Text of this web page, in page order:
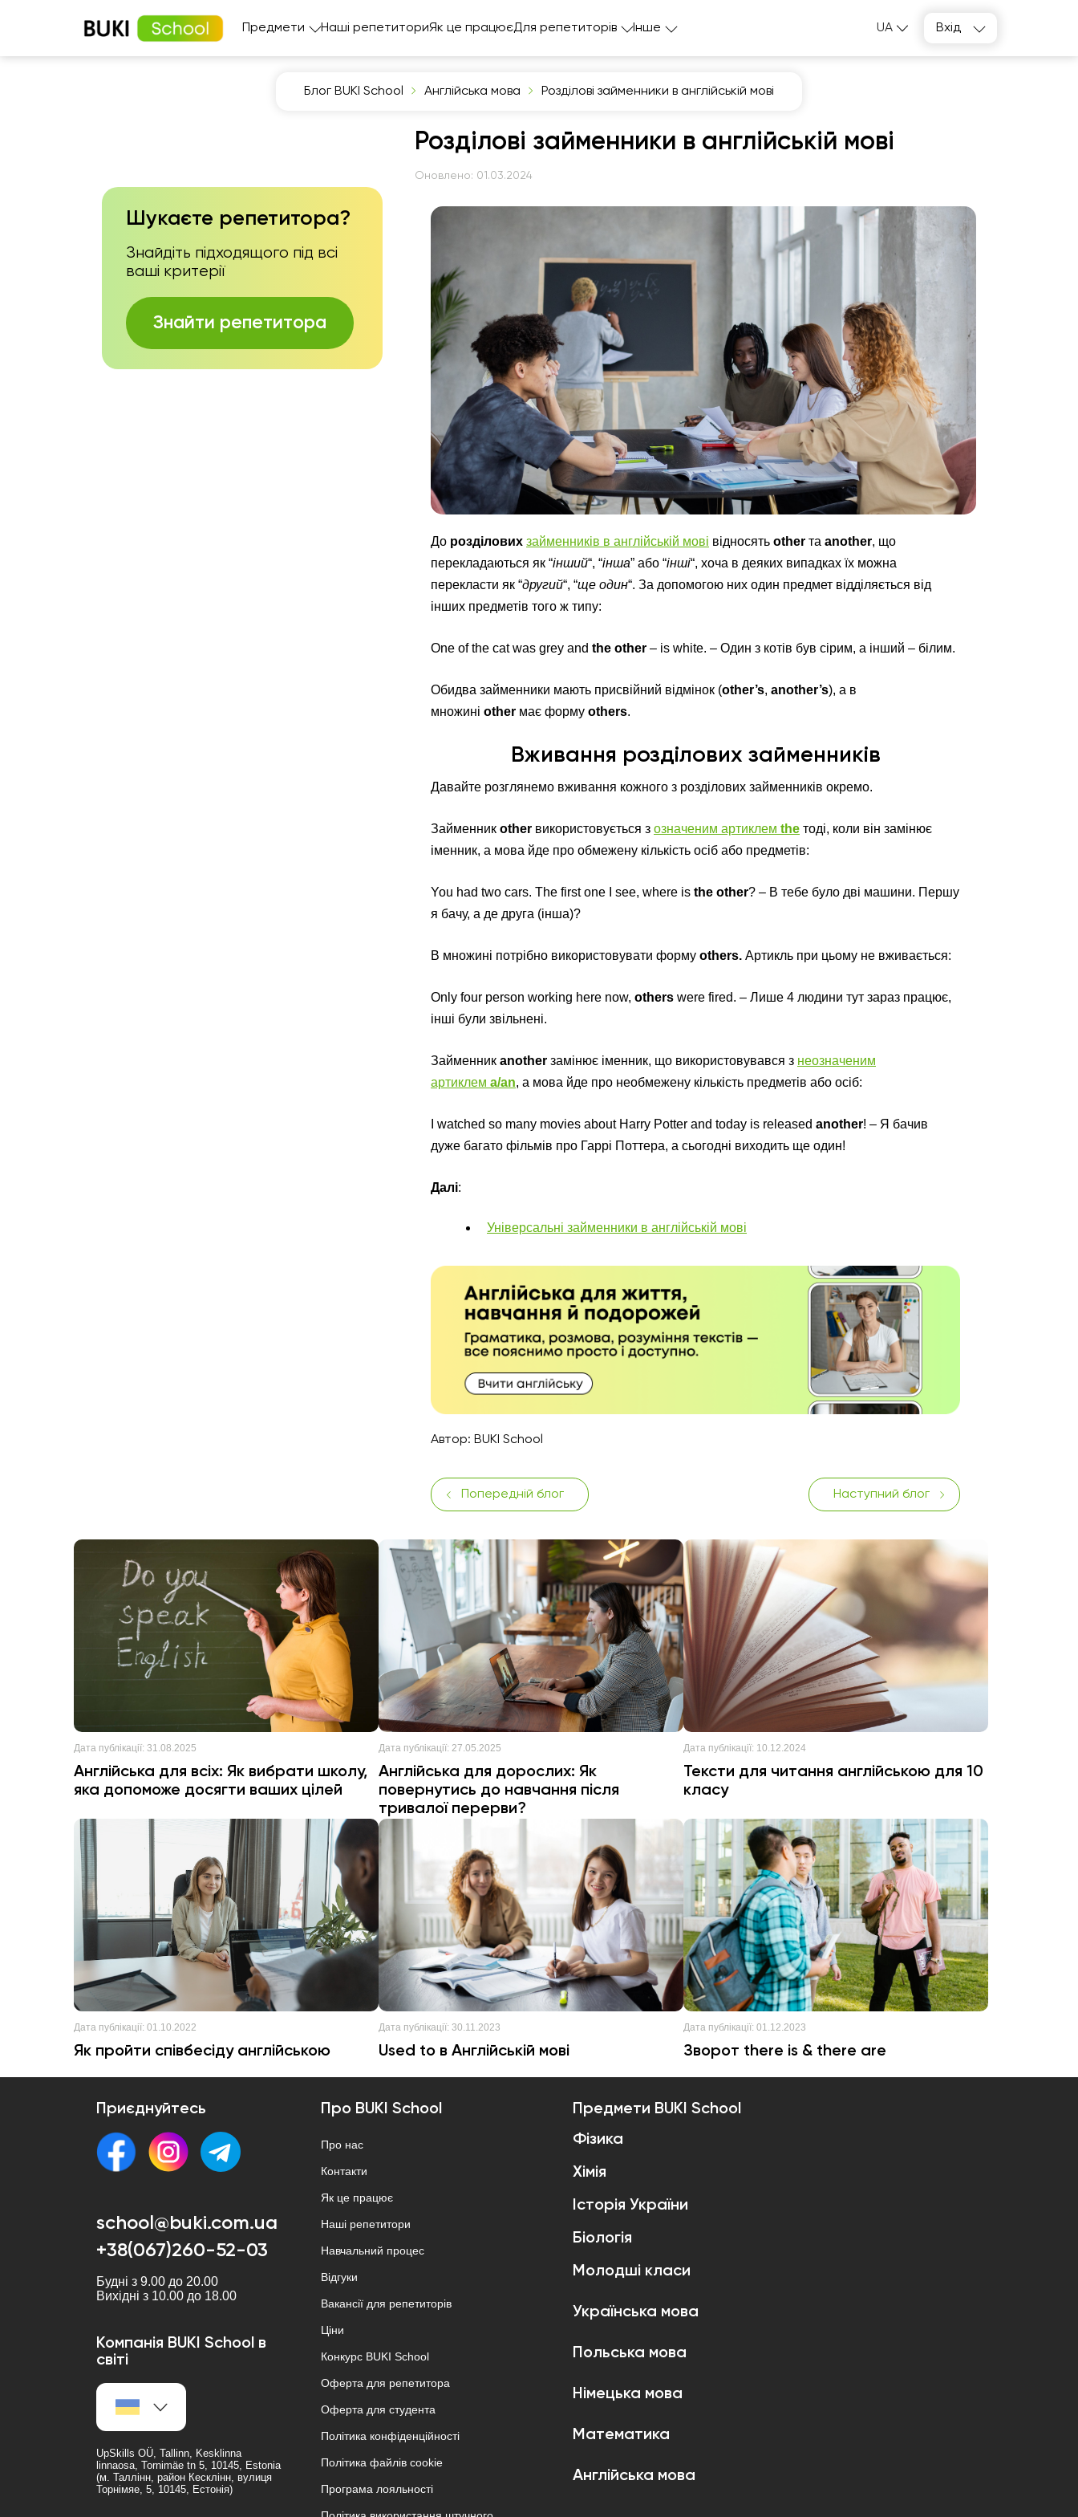
Предмети Наші репетиториЯк це працюєДля репетиторів Інше UA Вхід
Блог BUKI School Англійська мова Розділові займенники в англійській мові
Шукаєте репетитора?
Знайдіть підходящого під всі
ваші критерії
Знайти репетитора
Розділові займенники в англійській мові
Оновлено: 01.03.2024
До розділових займенників в англійській мові відносять other та another, що
перекладаються як “інший“, “інша” або “інші“, хоча в деяких випадках їх можна
перекласти як “другий“, “ще один“. За допомогою них один предмет відділяється від
інших предметів того ж типу:
One of the cat was grey and the other – is white. – Один з котів був сірим, а інший – білим.
Обидва займенники мають присвійний відмінок (other’s, another’s), а в
множині other має форму others.
Вживання розділових займенників
Давайте розглянемо вживання кожного з розділових займенників окремо.
Займенник other використовується з означеним артиклем the тоді, коли він замінює
іменник, а мова йде про обмежену кількість осіб або предметів:
You had two cars. The first one I see, where is the other? – В тебе було дві машини. Першу
я бачу, а де друга (інша)?
В множині потрібно використовувати форму others. Артикль при цьому не вживається:
Only four person working here now, others were fired. – Лише 4 людини тут зараз працює,
інші були звільнені.
Займенник another замінює іменник, що використовувався з неозначеним
артиклем a/an, а мова йде про необмежену кількість предметів або осіб:
I watched so many movies about Harry Potter and today is released another! – Я бачив
дуже багато фільмів про Гаррі Поттера, а сьогодні виходить ще один!
Далі:
Універсальні займенники в англійській мові
Автор: BUKI School
Попередній блог Наступний блог
Дата публікації: 31.08.2025
Англійська для всіх: Як вибрати школу,
яка допоможе досягти ваших цілей
Дата публікації: 27.05.2025
Англійська для дорослих: Як
повернутись до навчання після
тривалої перерви?
Дата публікації: 10.12.2024
Тексти для читання англійською для 10
класу
Дата публікації: 01.10.2022
Як пройти співбесіду англійською
Дата публікації: 30.11.2023
Used to в Англійській мові
Дата публікації: 01.12.2023
Зворот there is & there are
Приєднуйтесь
school@buki.com.ua
+38(067)260-52-03
Будні з 9.00 до 20.00
Вихідні з 10.00 до 18.00
Компанія BUKI School в
світі
UpSkills OÜ, Tallinn, Kesklinna
linnaosa, Tornimäe tn 5, 10145, Estonia
(м. Таллінн, район Кесклінн, вулиця
Торнімяе, 5, 10145, Естонія)
Про BUKI School
Про нас
Контакти
Як це працює
Наші репетитори
Навчальний процес
Відгуки
Вакансії для репетиторів
Ціни
Конкурс BUKI School
Оферта для репетитора
Оферта для студента
Політика конфіденційності
Політика файлів cookie
Програма лояльності
Предмети BUKI School
Фізика
Хімія
Історія України
Біологія
Молодші класи
Українська мова
Польська мова
Німецька мова
Математика
Англійська мова